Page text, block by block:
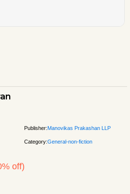
Publisher:Manovikas Prakashan LLP
Category:General-non-fiction
off)